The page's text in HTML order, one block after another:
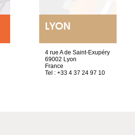
LYON
4 rue A de Saint-Exupéry
69002 Lyon
France
Tel : +33 4 37 24 97 10